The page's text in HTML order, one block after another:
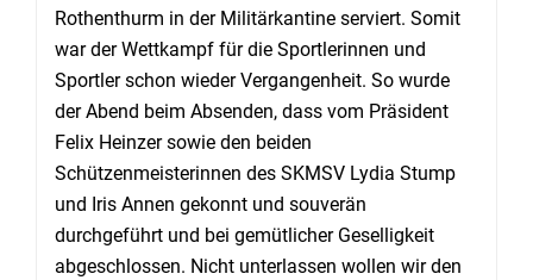
Rothenthurm in der Militärkantine serviert. Somit
war der Wettkampf für die Sportlerinnen und
Sportler schon wieder Vergangenheit. So wurde
der Abend beim Absenden, dass vom Präsident
Felix Heinzer sowie den beiden
Schützenmeisterinnen des SKMSV Lydia Stump
und Iris Annen gekonnt und souverän
durchgeführt und bei gemütlicher Geselligkeit
abgeschlossen. Nicht unterlassen wollen wir den